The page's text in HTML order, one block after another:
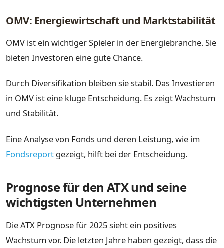
OMV: Energiewirtschaft und Marktstabilität
OMV ist ein wichtiger Spieler in der Energiebranche. Sie
bieten Investoren eine gute Chance.
Durch Diversifikation bleiben sie stabil. Das Investieren
in OMV ist eine kluge Entscheidung. Es zeigt Wachstum
und Stabilität.
Eine Analyse von Fonds und deren Leistung, wie im
Fondsreport gezeigt, hilft bei der Entscheidung.
Prognose für den ATX und seine
wichtigsten Unternehmen
Die ATX Prognose für 2025 sieht ein positives
Wachstum vor. Die letzten Jahre haben gezeigt, dass die